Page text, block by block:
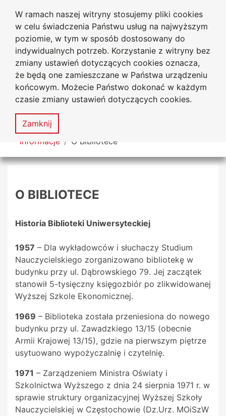
W ramach naszej witryny stosujemy pliki cookies
w celu świadczenia Państwu usług na najwyższym
poziomie, w tym w sposób dostosowany do
indywidualnych potrzeb. Korzystanie z witryny bez
zmiany ustawień dotyczących cookies oznacza,
że będą one zamieszczane w Państwa urządzeniu
końcowym. Możecie Państwo dokonać w każdym
czasie zmiany ustawień dotyczących cookies.
Zamknij
Przejdź do głównego menu
Przejdź do treści
Przejdź do wyszukiwarki
Przejdź do mapy serwisu
Biblioteka Uniwersytecka
Uniwersytetu Jana Długosza
w Częstochowie
Deklaracja
dostępności
Mapa
serwisu
MENU
Tutaj jesteś
Informacje O Bibliotece
O BIBLIOTECE
Historia Biblioteki Uniwersyteckiej
1957 – Dla wykładowców i słuchaczy Studium
Nauczycielskiego zorganizowano bibliotekę w
budynku przy ul. Dąbrowskiego 79. Jej zaczątek
stanowił 5-tysięczny księgozbiór po zlikwidowanej
Wyższej Szkole Ekonomicznej.
1969 – Biblioteka została przeniesiona do nowego
budynku przy ul. Zawadzkiego 13/15 (obecnie
Armii Krajowej 13/15), gdzie na pierwszym piętrze
usytuowano wypożyczalnię i czytelnię.
1971 – Zarządzeniem Ministra Oświaty i
Szkolnictwa Wyższego z dnia 24 sierpnia 1971 r. w
sprawie struktury organizacyjnej Wyższej Szkoły
Nauczycielskiej w Częstochowie (Dz.Urz. MOiSzW